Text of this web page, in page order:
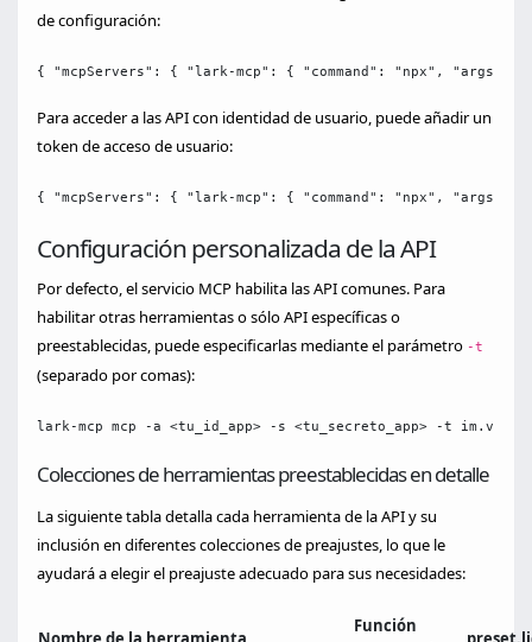
de configuración:
{ "mcpServers": { "lark-mcp": { "command": "npx",
Para acceder a las API con identidad de usuario, puede añadir un
token de acceso de usuario:
{ "mcpServers": { "lark-mcp": { "command": "npx", "args":
Configuración personalizada de la API
Por defecto, el servicio MCP habilita las API comunes. Para
habilitar otras herramientas o sólo API específicas o
preestablecidas, puede especificarlas mediante el parámetro -t
(separado por comas):
lark-mcp mcp -a <tu_id_app> -s <tu_secreto_app> -t
Colecciones de herramientas preestablecidas en detalle
La siguiente tabla detalla cada herramienta de la API y su
inclusión en diferentes colecciones de preajustes, lo que le
ayudará a elegir el preajuste adecuado para sus necesidades:
Función